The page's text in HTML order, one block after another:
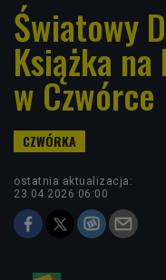
Światowy
Książka
w Czwórce
ostatnia aktualizacja:
23.04.2026 06:00